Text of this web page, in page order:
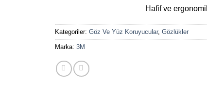
Hafif ve
Kategoriler:Göz Ve Yüz Koruyucular,Gözlükler
Marka:3M